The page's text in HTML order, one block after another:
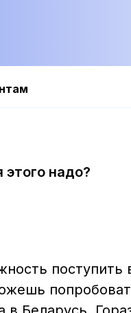
этого надо?
поступить